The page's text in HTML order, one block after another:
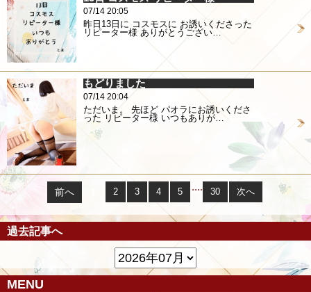
07/14 20:05
昨日13日に コスモスに お誘いくださった
リピーター様 ありがとうござい…
もどりました
07/14 20:04
ただいま。 先ほど パオラにお誘いくださ
った リピーター様 いつもありが…
前へ 2 3 4 5 .... 30 次へ
過去記事へ
MENU